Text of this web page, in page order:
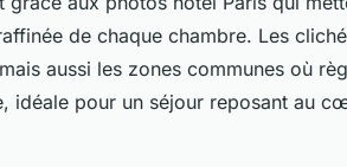
de chaque chambre. Les
aussi les zones communes où
idéale pour un séjour reposant au